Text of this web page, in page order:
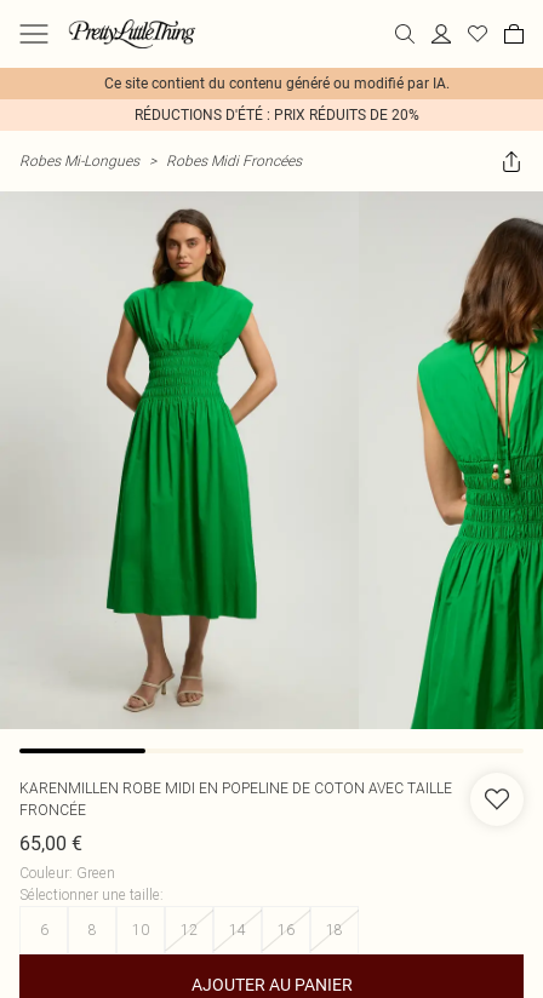
Ce site contient du contenu généré ou modifié par IA.
RÉDUCTIONS D'ÉTÉ : PRIX RÉDUITS DE 20%
Robes Mi-Longues > Robes Midi Froncées
KARENMILLEN ROBE MIDI EN POPELINE DE COTON AVEC TAILLE
FRONCÉE
65,00 €
Couleur: Green
Sélectionner une taille:
6
8 10 12 14 16 18
AJOUTER AU PANIER